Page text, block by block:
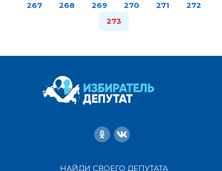
267
268 269 270 271
272
273
НАЙДИ СВОЕГО ДЕПУТАТА